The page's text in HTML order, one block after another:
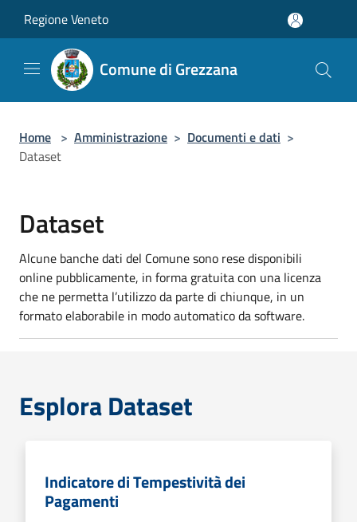
Regione Veneto
Comune di Grezzana
Home > Amministrazione > Documenti e dati >
Dataset
Dataset
Alcune banche dati del Comune sono rese disponibili
online pubblicamente, in forma gratuita con una licenza
che ne permetta l’utilizzo da parte di chiunque, in un
formato elaborabile in modo automatico da software.
Esplora Dataset
Indicatore di Tempestività dei
Pagamenti